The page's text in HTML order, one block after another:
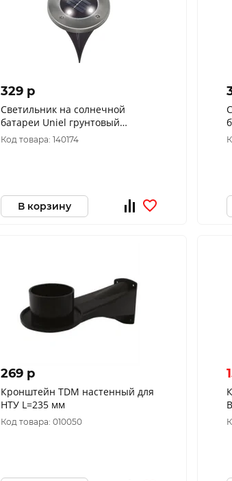
329 p
Светильник на солнечной
батареи Uniel грунтовый
4LEDx0.06W нерж.сталь/пластик
USL-F-171/PT130 INGROUND
Код товара: 140174
В корзину
269 p
Кронштейн TDM настенный для
НТУ L=235 мм
Код товара: 010050